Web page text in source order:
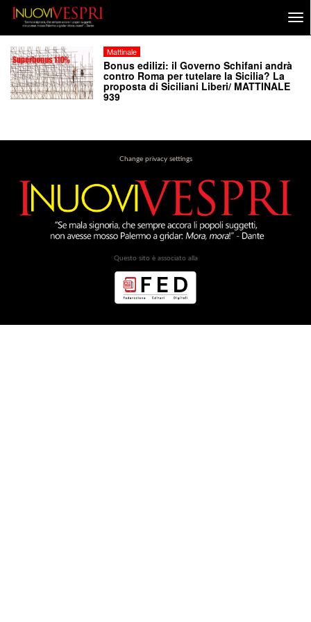
Mattinale
Bonus edilizi: il Governo Schifani andrà
contro Roma per tutelare la Sicilia? La
proposta di Siciliani Liberi/ MATTINALE
939
Change privacy settings
Questo sito è associato alla